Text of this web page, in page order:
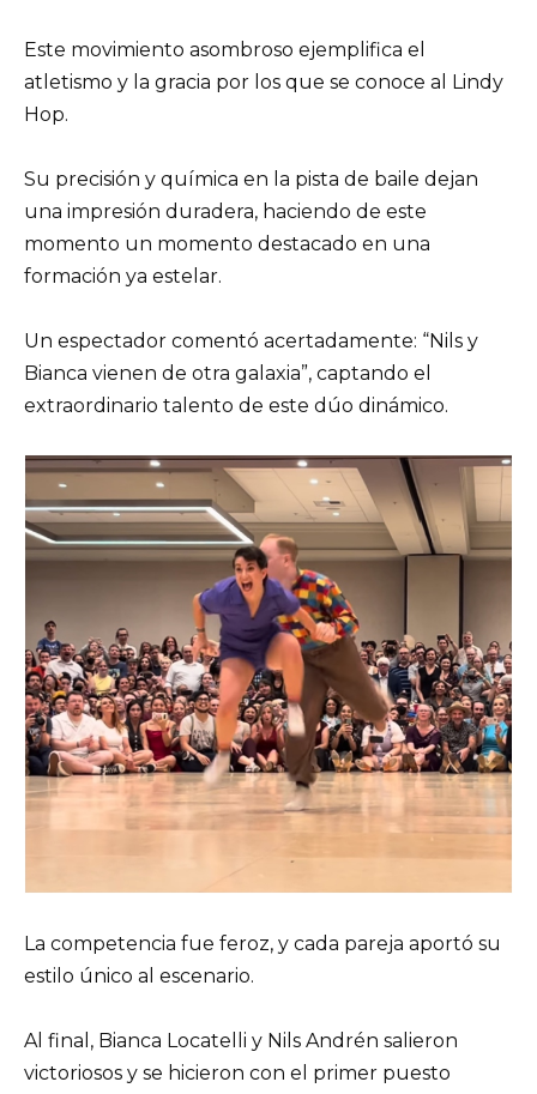
Este movimiento asombroso ejemplifica el
atletismo y la gracia por los que se conoce al Lindy
Hop.
Su precisión y química en la pista de baile dejan
una impresión duradera, haciendo de este
momento un momento destacado en una
formación ya estelar.
Un espectador comentó acertadamente: “Nils y
Bianca vienen de otra galaxia”, captando el
extraordinario talento de este dúo dinámico.
La competencia fue feroz, y cada pareja aportó su
estilo único al escenario.
Al final, Bianca Locatelli y Nils Andrén salieron
victoriosos y se hicieron con el primer puesto